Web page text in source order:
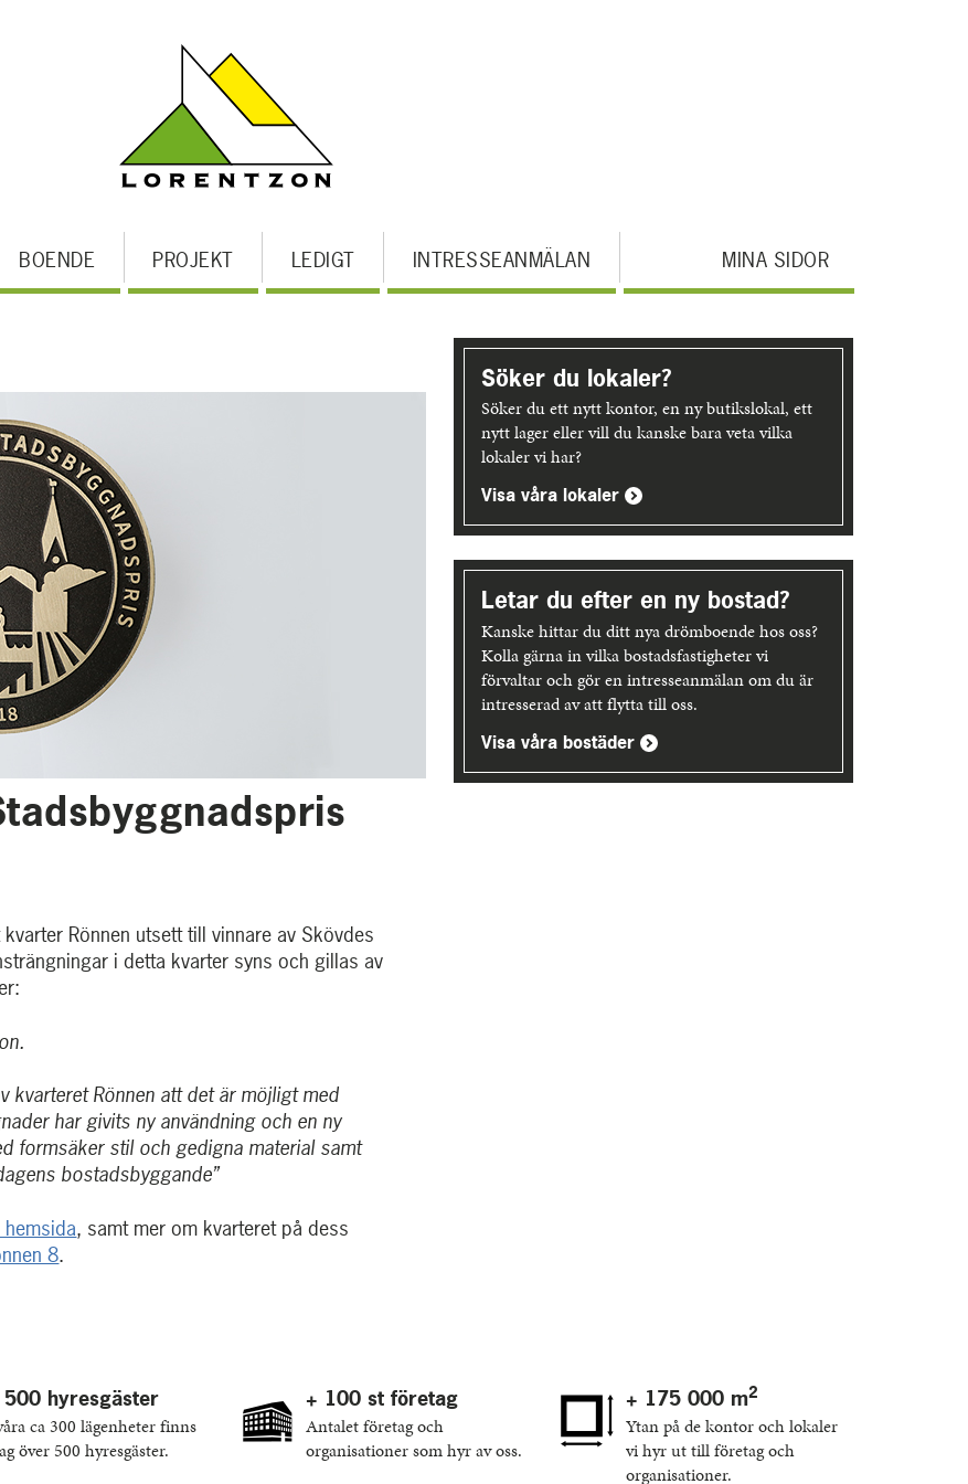
BOENDE PROJEKT LEDIGT INTRESSEANMÄLAN MINA SIDOR
Rönnen utsett till vinnare av Skövdes
i detta kvarter syns och gillas av
kvarteret Rönnen att det är möjligt med
har givits ny användning och en ny
formsäker stil och gedigna material samt
bostadsbyggande”
, samt mer om kvarteret på dess
8.
Upptäck
merSöker du lokaler?
Söker du ett nytt kontor, en ny butikslokal, ett
nytt lager eller vill du kanske bara veta vilka
lokaler vi har?
Visa våra lokaler
Letar du efter en ny bostad?
Kanske hittar du ditt nya drömboende hos oss?
Kolla gärna in vilka bostadsfastigheter vi
förvaltar och gör en intresseanmälan om du är
intresserad av att flytta till oss.
Visa våra bostäder
500 hyresgäster
ca 300 lägenheter finns
över 500 hyresgäster.
+ 100 st företag
Antalet företag och
organisationer som hyr av oss.
+ 175 000 m2
Ytan på de kontor och lokaler
vi hyr ut till företag och
organisationer.